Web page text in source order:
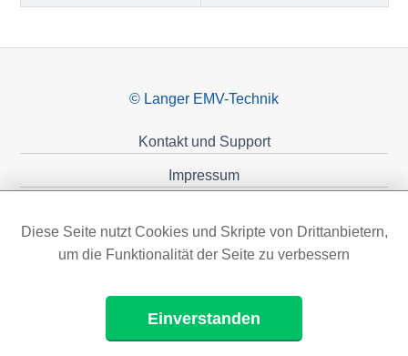
© Langer EMV-Technik
Kontakt und Support
Impressum
Diese Seite nutzt Cookies und Skripte von Drittanbietern,
um die Funktionalität der Seite zu verbessern
Einverstanden